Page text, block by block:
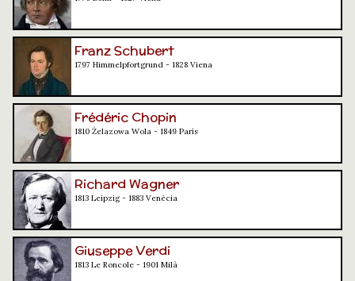
Franz Schubert
1797 Himmelpfortgrund - 1828 Viena
Frédéric Chopin
1810 Żelazowa Wola - 1849 París
Richard Wagner
1813 Leipzig - 1883 Venècia
Giuseppe Verdi
1813 Le Roncole - 1901 Milà